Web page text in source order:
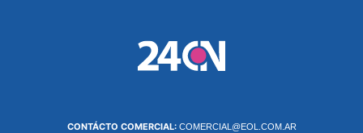
CONTÁCTO COMERCIAL: COMERCIAL@EOL.COM.AR